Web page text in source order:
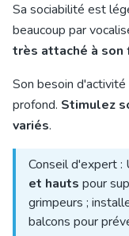
Sa sociabilité est
beaucoup par
très attaché à son
Son besoin
profond. Stimulez
variés.
Conseil d'expert :
et hauts pour
grimpeurs ;
balcons pour